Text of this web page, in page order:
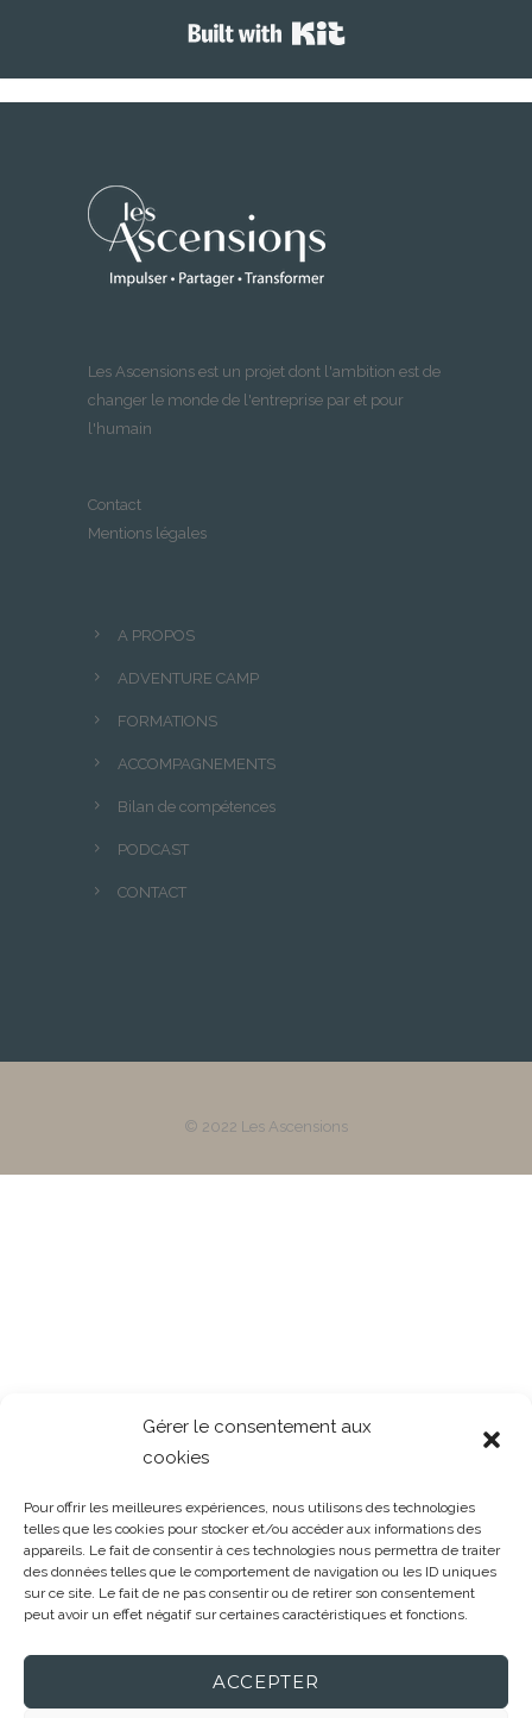
Gérer le consentement aux
cookies
Pour offrir les meilleures expériences, nous utilisons des technologies
telles que les cookies pour stocker et/ou accéder aux informations des
appareils. Le fait de consentir à ces technologies nous permettra de traiter
des données telles que le comportement de navigation ou les ID uniques
sur ce site. Le fait de ne pas consentir ou de retirer son consentement
peut avoir un effet négatif sur certaines caractéristiques et fonctions.
ACCEPTER
Les Ascensions est un projet dont l'ambition est de
changer le monde de l'entreprise par et pour
l'humain
Contact
Mentions légales
A PROPOS
ADVENTURE CAMP
FORMATIONS
ACCOMPAGNEMENTS
Bilan de compétences
PODCAST
CONTACT
© 2022 Les Ascensions